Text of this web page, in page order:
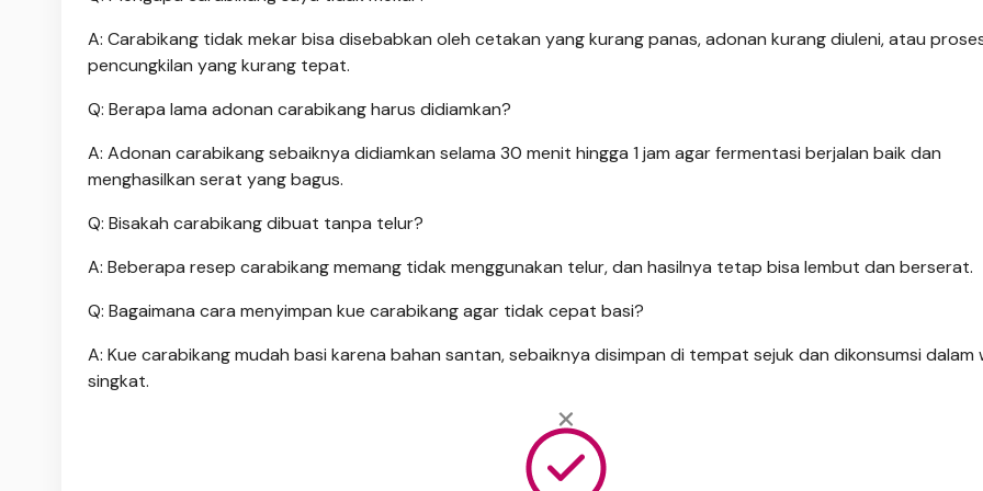
A: Carabikang tidak mekar bisa disebabkan oleh cetakan yang kurang panas, adonan kurang diuleni, atau
pencungkilan yang kurang tepat.
Q: Berapa lama adonan carabikang harus didiamkan?
A: Adonan carabikang sebaiknya didiamkan selama 30 menit hingga 1 jam agar fermentasi berjalan baik dan
menghasilkan serat yang bagus.
Q: Bisakah carabikang dibuat tanpa telur?
A: Beberapa resep carabikang memang tidak menggunakan telur, dan hasilnya tetap bisa lembut dan berserat.
Q: Bagaimana cara menyimpan kue carabikang agar tidak cepat basi?
A: Kue carabikang mudah basi karena bahan santan, sebaiknya disimpan di tempat sejuk dan dikonsumsi dalam
singkat.